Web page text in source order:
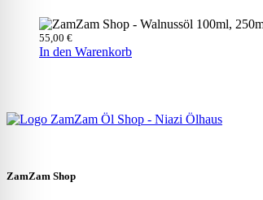
55,00 €
In den Warenkorb
ZamZam Shop